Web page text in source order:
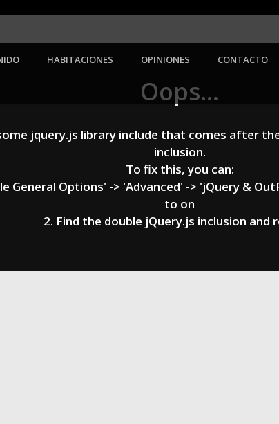
HABITACIONES OPINIONES CONTACTO
Oops...
jquery.js library include that comes after
inclusion.
To fix this, you can:
General Options' -> 'Advanced' -> 'jQuery &
to on
2. Find the double jQuery.js inclusion and